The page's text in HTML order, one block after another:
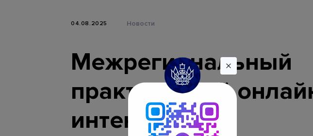
04.08.2025 Новости
Межрегиональный
практический
интенсив
для инвесторов
инвестпорталы
предложения
кабинет (работает в тестовом режиме)
Меры поддержки инвестпроектов
Меры поддержки граждан и экономики в
условиях санкций
Единый ресурс застройщиков (ЕРЗ)
Единая информационная система жилищного